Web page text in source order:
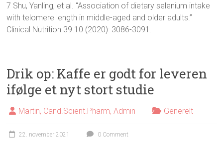
7 Shu, Yanling, et al. “Association of dietary selenium intake
with telomere length in middle-aged and older adults.”
Clinical Nutrition 39.10 (2020): 3086-3091.
Drik op: Kaffe er godt for leveren
ifølge et nyt stort studie
Martin, Cand.Scient.Pharm, Admin Generelt
22. november 2021 0 Comment